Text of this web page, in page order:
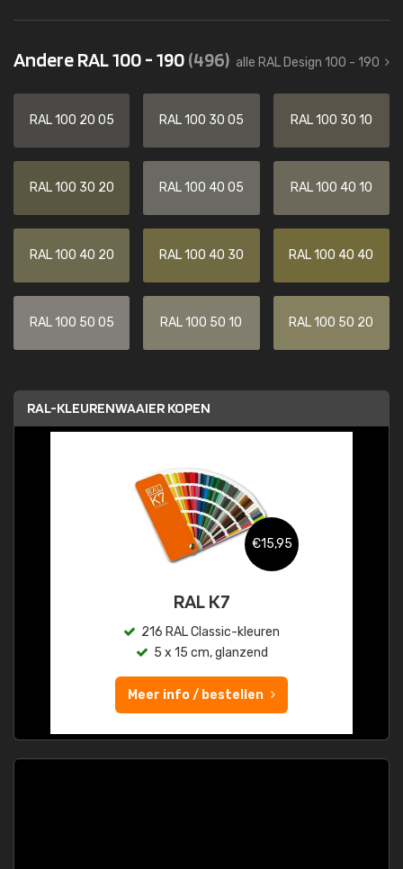
Andere RAL 100 - 190(496) alle RAL Design 100 - 190
RAL 100 20 05 RAL 100 30 05 RAL 100 30 10
RAL 100 30 20 RAL 100 40 05 RAL 100 40 10
RAL 100 40 20 RAL 100 40 30 RAL 100 40 40
RAL 100 50 05 RAL 100 50 10 RAL 100 50 20
RAL-KLEURENWAAIER KOPEN
€15,95
RAL K7
216 RAL Classic-kleuren
5 x 15 cm, glanzend
Meer info / bestellen